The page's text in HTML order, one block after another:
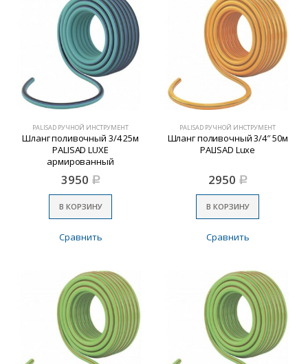
PALISAD РУЧНОЙ ИНСТРУМЕНТ
Шланг поливочный 3/4 25м
PALISAD LUXE
армированный
3950 Р
В КОРЗИНУ
Сравнить
PALISAD РУЧНОЙ ИНСТРУМЕНТ
Шланг поливочный 3/4″ 50м
PALISAD Luxe
2950 Р
В КОРЗИНУ
Сравнить